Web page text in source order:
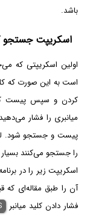
باشد.
اسکریپت جستجو
اولین اسکریپتی که
است به این صورت که
کردن و سپس پیست
میانبری را فشار
پیست و جستجو شود.
را جستجو می‌کنند
اسکریپت زیر را در
آن را طبق مقاله‌ای که
فشار دادن کلید میانبر